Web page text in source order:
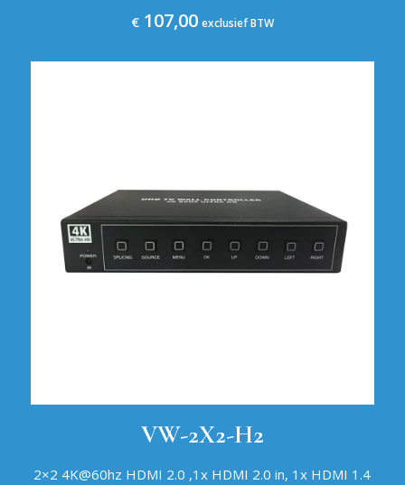
€107,00 exclusief BTW
VW-2X2-H2
2×2 4K@60hz HDMI 2.0 ,1x HDMI 2.0 in, 1x HDMI 1.4